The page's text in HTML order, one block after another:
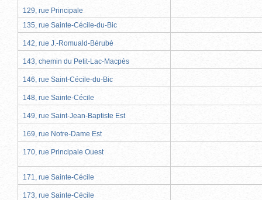
129, rue Principale
135, rue Sainte-Cécile-du-Bic
142, rue J.-Romuald-Bérubé
143, chemin du Petit-Lac-Macpès
146, rue Saint-Cécile-du-Bic
148, rue Sainte-Cécile
149, rue Saint-Jean-Baptiste Est
169, rue Notre-Dame Est
170, rue Principale Ouest
171, rue Sainte-Cécile
173, rue Sainte-Cécile